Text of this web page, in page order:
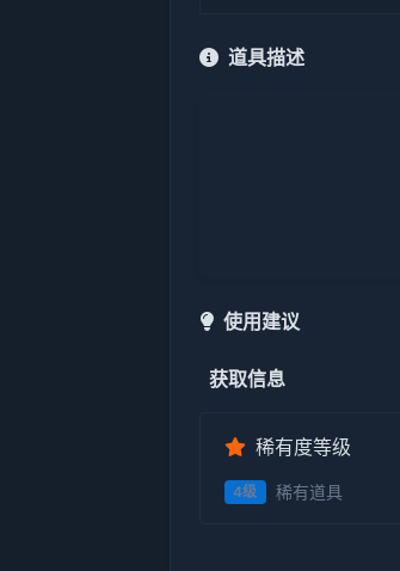
道具描述
使用建议
获取信息
稀有度等级
4级 稀有道具